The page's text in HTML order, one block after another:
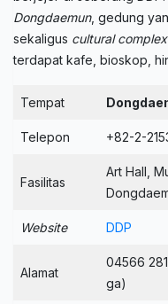
Dongdaemun, gedung
sekaligus cultural
terdapat kafe, bioskop,
Tempat
Telepon +82-2-
Fasilitas
Art Hall,
Website DDP
Alamat
04566
ga)